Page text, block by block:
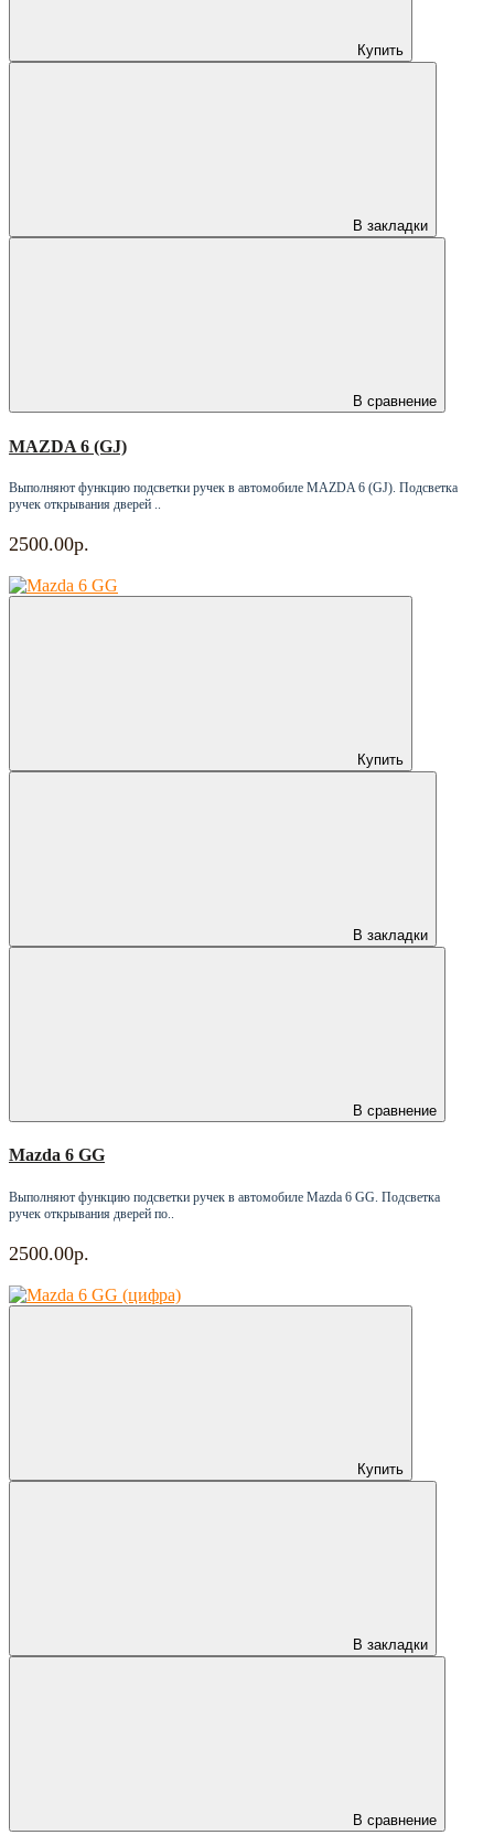
Купить
В закладки
В сравнение
MAZDA 6 (GJ)
Выполняют функцию подсветки ручек в автомобиле MAZDA 6 (GJ). Подсветка
ручек открывания дверей ..
2500.00р.
Купить
В закладки
В сравнение
Mazda 6 GG
Выполняют функцию подсветки ручек в автомобиле Mazda 6 GG. Подсветка
ручек открывания дверей по..
2500.00р.
Купить
В закладки
В сравнение